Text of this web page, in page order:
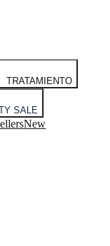
TRATAMIENTO
SALE
New